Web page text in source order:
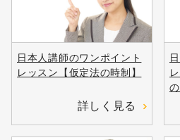
日本人講師のワンポイント
レッスン【仮定法の時制】
詳しく見る